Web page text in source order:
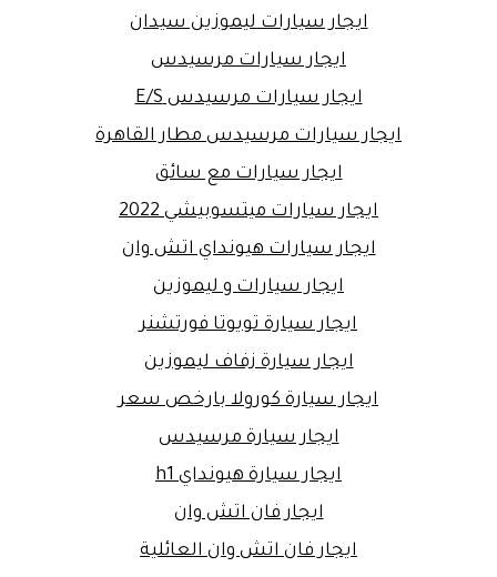
ايجار سيارات ليموزين سيدان
ايجار سيارات مرسيدس
ايجار سيارات مرسيدس E/S
ايجار سيارات مرسيدس مطار القاهرة
ايجار سيارات مع سائق
ايجار سيارات ميتسوبيشي 2022
ايجار سيارات هيونداي اتش وان
ايجار سيارات و ليموزين
ايجار سيارة تويوتا فورتشنر
ايجار سيارة زفاف ليموزين
ايجار سيارة كورولا بارخص سعر
ايجار سيارة مرسيدس
ايجار سيارة هيونداي h1
ايجار فان اتش وان
ايجار فان اتش وان العائلية